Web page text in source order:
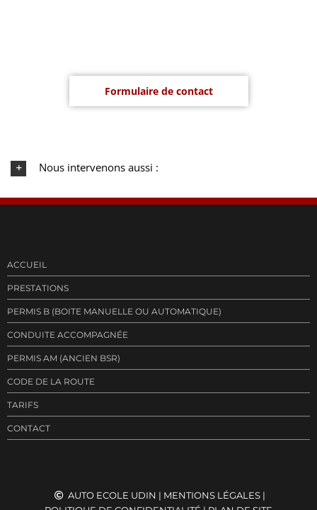
Formulaire de contact
Nous intervenons aussi :
ACCUEIL
PRESTATIONS
PERMIS B (BOITE MANUELLE OU AUTOMATIQUE)
CONDUITE ACCOMPAGNÉE
PERMIS AM (ANCIEN BSR)
CODE DE LA ROUTE
TARIFS
CONTACT
AUTO ECOLE UDIN | MENTIONS LÉGALES|